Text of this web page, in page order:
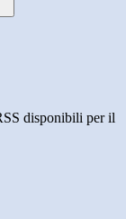
disponibili per il